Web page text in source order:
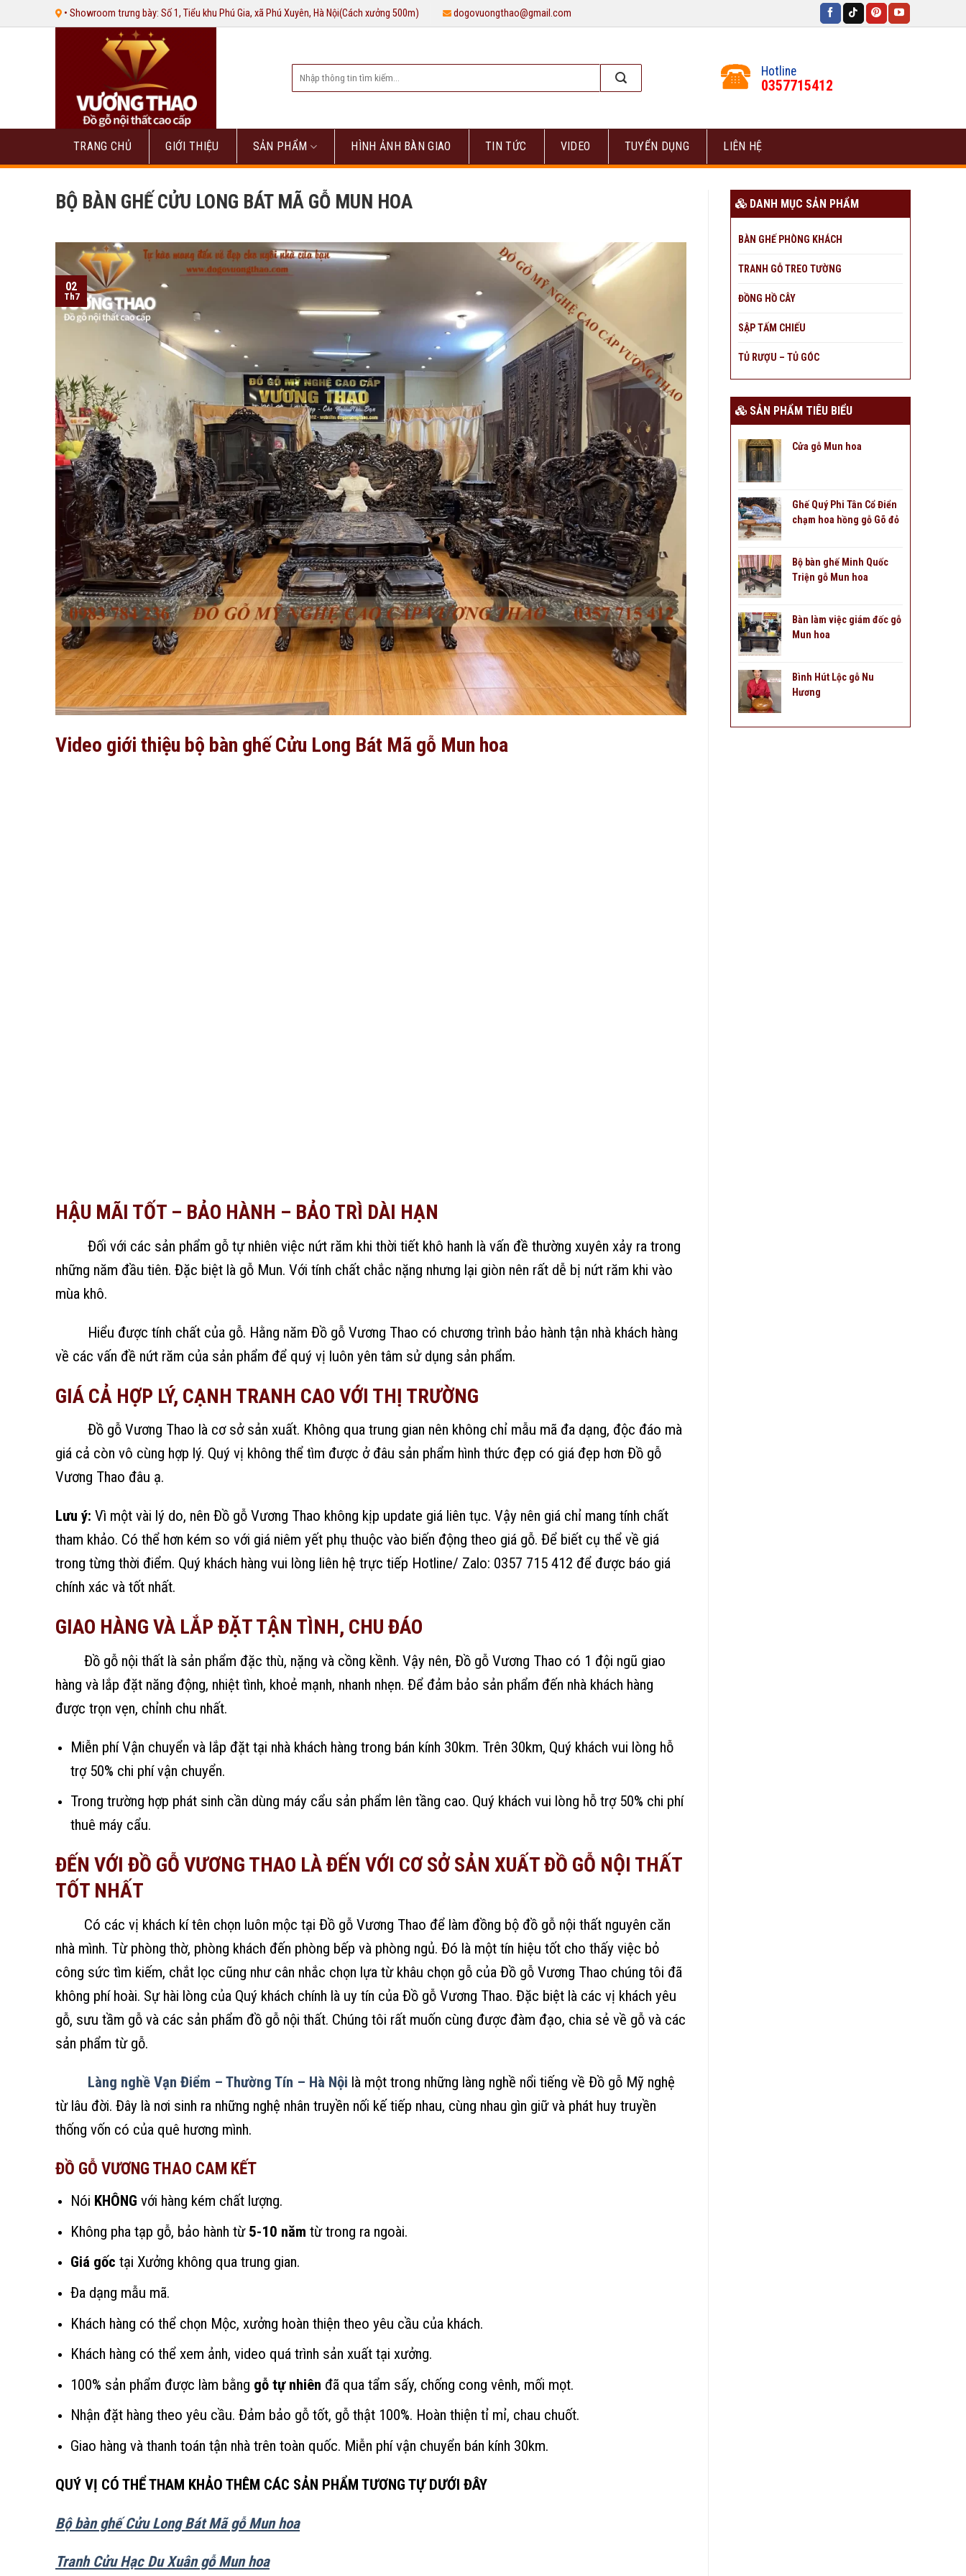
qua
• Showroom trưng bày: Số 1, Tiểu khu Phú Gia, xã Phú Xuyên, Hà Nội(Cách xưởng 500m) dogovuongthao@gmail.com
kiếm:
Hotline
0357715412
TRANG CHỦ GIỚI THIỆU SẢN PHẨM HÌNH ẢNH BÀN GIAO TIN TỨC VIDEO TUYỂN DỤNG LIÊN HỆ
BỘ BÀN GHẾ CỬU LONG BÁT MÃ GỖ MUN HOA
02
Th7
Video giới thiệu bộ bàn ghế Cửu Long Bát Mã gỗ Mun hoa
HẬU MÃI TỐT – BẢO HÀNH – BẢO TRÌ DÀI HẠN
Đối với các sản phẩm gỗ tự nhiên việc nứt răm khi thời tiết khô hanh là vấn đề thường xuyên xảy ra trong
những năm đầu tiên. Đặc biệt là gỗ Mun. Với tính chất chắc nặng nhưng lại giòn nên rất dễ bị nứt răm khi vào
mùa khô.
Hiểu được tính chất của gỗ. Hằng năm Đồ gỗ Vương Thao có chương trình bảo hành tận nhà khách hàng
về các vấn đề nứt răm của sản phẩm để quý vị luôn yên tâm sử dụng sản phẩm.
GIÁ CẢ HỢP LÝ, CẠNH TRANH CAO VỚI THỊ TRƯỜNG
Đồ gỗ Vương Thao là cơ sở sản xuất. Không qua trung gian nên không chỉ mẫu mã đa dạng, độc đáo mà
giá cả còn vô cùng hợp lý. Quý vị không thể tìm được ở đâu sản phẩm hình thức đẹp có giá đẹp hơn Đồ gỗ
Vương Thao đâu ạ.
Lưu ý: Vì một vài lý do, nên Đồ gỗ Vương Thao không kịp update giá liên tục. Vậy nên giá chỉ mang tính chất
tham khảo. Có thể hơn kém so với giá niêm yết phụ thuộc vào biến động theo giá gỗ. Để biết cụ thể về giá
trong từng thời điểm. Quý khách hàng vui lòng liên hệ trực tiếp Hotline/ Zalo: 0357 715 412 để được báo giá
chính xác và tốt nhất.
GIAO HÀNG VÀ LẮP ĐẶT TẬN TÌNH, CHU ĐÁO
Đồ gỗ nội thất là sản phẩm đặc thù, nặng và cồng kềnh. Vậy nên, Đồ gỗ Vương Thao có 1 đội ngũ giao
hàng và lắp đặt năng động, nhiệt tình, khoẻ mạnh, nhanh nhẹn. Để đảm bảo sản phẩm đến nhà khách hàng
được trọn vẹn, chỉnh chu nhất.
Miễn phí Vận chuyển và lắp đặt tại nhà khách hàng trong bán kính 30km. Trên 30km, Quý khách vui lòng hỗ
trợ 50% chi phí vận chuyển.
Trong trường hợp phát sinh cần dùng máy cẩu sản phẩm lên tầng cao. Quý khách vui lòng hỗ trợ 50% chi phí
thuê máy cẩu.
ĐẾN VỚI ĐỒ GỖ VƯƠNG THAO LÀ ĐẾN VỚI CƠ SỞ SẢN XUẤT ĐỒ GỖ NỘI THẤT
TỐT NHẤT
Có các vị khách kí tên chọn luôn mộc tại Đồ gỗ Vương Thao để làm đồng bộ đồ gỗ nội thất nguyên căn
nhà mình. Từ phòng thờ, phòng khách đến phòng bếp và phòng ngủ. Đó là một tín hiệu tốt cho thấy việc bỏ
công sức tìm kiếm, chắt lọc cũng như cân nhắc chọn lựa từ khâu chọn gỗ của Đồ gỗ Vương Thao chúng tôi đã
không phí hoài. Sự hài lòng của Quý khách chính là uy tín của Đồ gỗ Vương Thao. Đặc biệt là các vị khách yêu
gỗ, sưu tầm gỗ và các sản phẩm đồ gỗ nội thất. Chúng tôi rất muốn cùng được đàm đạo, chia sẻ về gỗ và các
sản phẩm từ gỗ.
Làng nghề Vạn Điểm – Thường Tín – Hà Nội là một trong những làng nghề nổi tiếng về Đồ gỗ Mỹ nghệ
từ lâu đời. Đây là nơi sinh ra những nghệ nhân truyền nối kế tiếp nhau, cùng nhau gìn giữ và phát huy truyền
thống vốn có của quê hương mình.
ĐỒ GỖ VƯƠNG THAO CAM KẾT
Nói KHÔNG với hàng kém chất lượng.
Không pha tạp gỗ, bảo hành từ 5-10 năm từ trong ra ngoài.
Giá gốc tại Xưởng không qua trung gian.
Đa dạng mẫu mã.
Khách hàng có thể chọn Mộc, xưởng hoàn thiện theo yêu cầu của khách.
Khách hàng có thể xem ảnh, video quá trình sản xuất tại xưởng.
100% sản phẩm được làm bằng gỗ tự nhiên đã qua tẩm sấy, chống cong vênh, mối mọt.
Nhận đặt hàng theo yêu cầu. Đảm bảo gỗ tốt, gỗ thật 100%. Hoàn thiện tỉ mỉ, chau chuốt.
Giao hàng và thanh toán tận nhà trên toàn quốc. Miễn phí vận chuyển bán kính 30km.
QUÝ VỊ CÓ THỂ THAM KHẢO THÊM CÁC SẢN PHẨM TƯƠNG TỰ DƯỚI ĐÂY
Bộ bàn ghế Cửu Long Bát Mã gỗ Mun hoa
Tranh Cửu Hạc Du Xuân gỗ Mun hoa
DANH MỤC SẢN PHẨM
BÀN GHẾ PHÒNG KHÁCH
TRANH GỖ TREO TƯỜNG
ĐỒNG HỒ CÂY
SẬP TẤM CHIẾU
TỦ RƯỢU – TỦ GÓC
SẢN PHẨM TIÊU BIỂU
Cửa gỗ Mun hoa
Ghế Quý Phi Tân Cổ Điển
chạm hoa hồng gỗ Gõ đỏ
Bộ bàn ghế Minh Quốc
Triện gỗ Mun hoa
Bàn làm việc giám đốc gỗ
Mun hoa
Bình Hút Lộc gỗ Nu
Hương